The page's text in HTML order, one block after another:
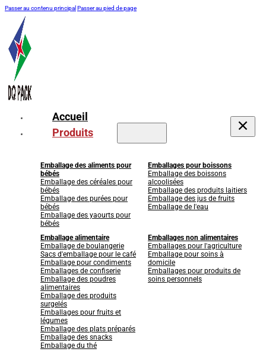
Passer au contenu principal Passer au pied de page
Accueil
Produits
Emballage des aliments pour
bébés
Emballage des céréales pour
bébés
Emballage des purées pour
bébés
Emballage des yaourts pour
bébés
Emballages pour boissons
Emballage des boissons
alcoolisées
Emballage des produits laitiers
Emballage des jus de fruits
Emballage de l'eau
Emballage alimentaire
Emballage de boulangerie
Sacs d'emballage pour le café
Emballage pour condiments
Emballages de confiserie
Emballage des poudres
alimentaires
Emballage des produits
surgelés
Emballages pour fruits et
légumes
Emballage des plats préparés
Emballage des snacks
Emballage du thé
Emballages non alimentaires
Emballages pour l'agriculture
Emballage pour soins à
domicile
Emballages pour produits de
soins personnels